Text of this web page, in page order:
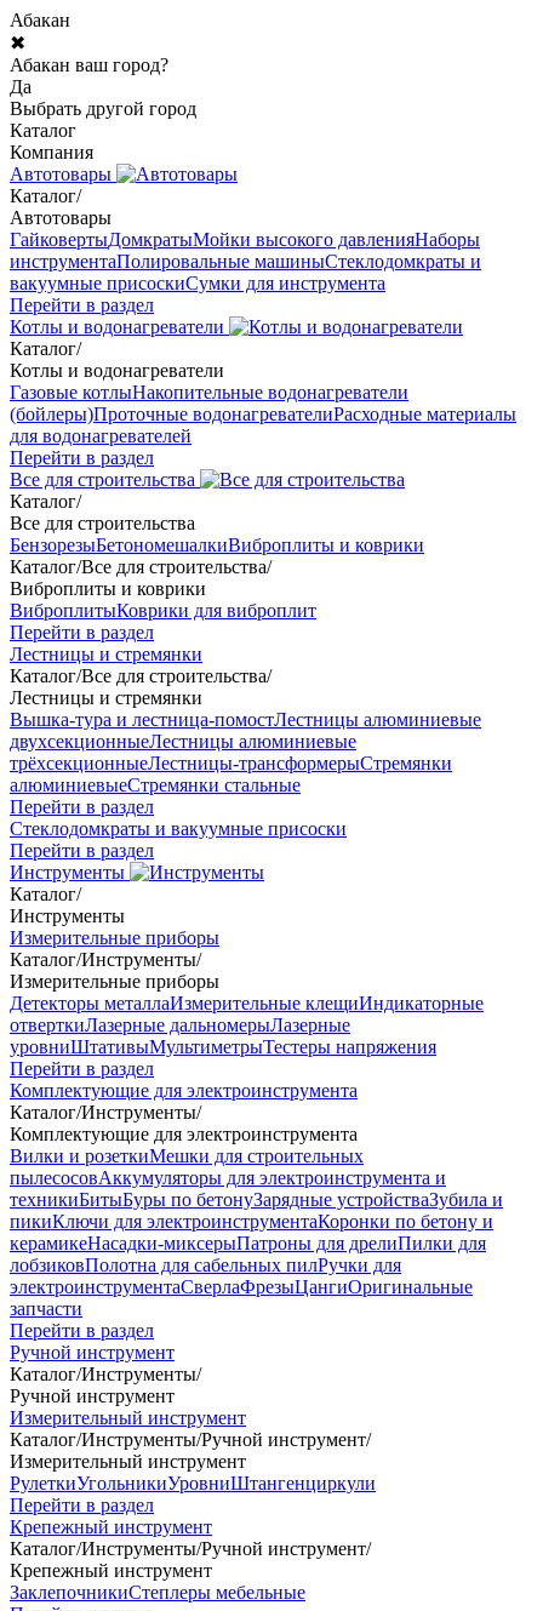
Абакан
✖
Абакан ваш город?
Да
Выбрать другой город
Каталог
Компания
Автотовары
Каталог/
Автотовары
ГайковертыДомкратыМойки высокого давленияНаборы
инструментаПолировальные машиныСтеклодомкраты и
вакуумные присоскиСумки для инструмента
Перейти в раздел
Котлы и водонагреватели
Каталог/
Котлы и водонагреватели
Газовые котлыНакопительные водонагреватели
(бойлеры)Проточные водонагревателиРасходные материалы
для водонагревателей
Перейти в раздел
Все для строительства
Каталог/
Все для строительства
БензорезыБетономешалкиВиброплиты и коврики
Каталог/Все для строительства/
Виброплиты и коврики
ВиброплитыКоврики для виброплит
Перейти в раздел
Лестницы и стремянки
Каталог/Все для строительства/
Лестницы и стремянки
Вышка-тура и лестница-помостЛестницы алюминиевые
двухсекционныеЛестницы алюминиевые
трёхсекционныеЛестницы-трансформерыСтремянки
алюминиевыеСтремянки стальные
Перейти в раздел
Стеклодомкраты и вакуумные присоски
Перейти в раздел
Инструменты
Каталог/
Инструменты
Измерительные приборы
Каталог/Инструменты/
Измерительные приборы
Детекторы металлаИзмерительные клещиИндикаторные
отверткиЛазерные дальномерыЛазерные
уровниШтативыМультиметрыТестеры напряжения
Перейти в раздел
Комплектующие для электроинструмента
Каталог/Инструменты/
Комплектующие для электроинструмента
Вилки и розеткиМешки для строительных
пылесосовАккумуляторы для электроинструмента и
техникиБитыБуры по бетонуЗарядные устройстваЗубила и
пикиКлючи для электроинструментаКоронки по бетону и
керамикеНасадки-миксерыПатроны для дрелиПилки для
лобзиковПолотна для сабельных пилРучки для
электроинструментаСверлаФрезыЦангиОригинальные
запчасти
Перейти в раздел
Ручной инструмент
Каталог/Инструменты/
Ручной инструмент
Измерительный инструмент
Каталог/Инструменты/Ручной инструмент/
Измерительный инструмент
РулеткиУгольникиУровниШтангенциркули
Перейти в раздел
Крепежный инструмент
Каталог/Инструменты/Ручной инструмент/
Крепежный инструмент
ЗаклепочникиСтеплеры мебельные